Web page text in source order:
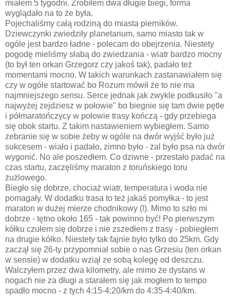
miałem 5 tygodni. Zrobiłem dwa długie biegi, forma
wyglądało na to że była.
Pojechaliśmy całą rodziną do miasta pierników.
Dziewczynki zwiedziły planetarium, samo miasto tak w
ogóle jest bardzo ładne - polecam do obejrzenia. Niestety
pogodę mieliśmy słabą do zwiedzania - wiatr bardzo mocny
(to był ten orkan Grzegorz czy jakoś tak), padało też
momentami mocno. W takich warunkach zastanawiałem się
czy w ogóle startować bo Rozum mówił że to nie ma
najmniejszego sensu. Serce jednak jak zwykle podkusiło "a
najwyżej zejdziesz w połowie" bo biegnie się tam dwie pętle
i półmaratończycy w połowie trasy kończą - gdy przebiega
się obok startu. Z takim nastawieniem wybiegłem. Samo
zebranie się w sobie żeby w ogóle na dwór wyjść było już
sukcesem - wiało i padało, zimno było - żal było psa na dwór
wygonić. No ale poszedłem. Co dziwne - przestało padać na
czas startu, zaczęliśmy maraton z toruńskiego toru
żużlowego.
Biegło się dobrze, chociaż wiatr, temperatura i woda nie
pomagały. W dodatku trasa to też jakaś pomyłka - to jest
maraton w dużej mierze chodnikowy (!). Mimo to szło mi
dobrze - tętno około 165 - tak powinno być! Po pierwszym
kółku czułem się dobrze i nie zszedłem z trasy - pobiegłem
na drugie kółko. Niestety tak fajnie było tylko do 25km. Gdy
zaczął się 26-ty przypomniał sobie o nas Grzesiu (ten orkan
w sensie) w dodatku wziął ze sobą kolegę od deszczu.
Walczyłem przez dwa kilometry, ale mimo że dystans w
nogach nie za długi a starałem się jak mogłem to tempo
spadło mocno - z tych 4:15-4:20/km do 4:35-4:40/km.